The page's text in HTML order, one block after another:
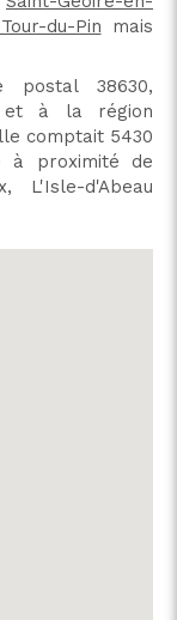
du-Pin mais
postal 38630,
à la région
comptait 5430
à proximité de
L'Isle-d'Abeau